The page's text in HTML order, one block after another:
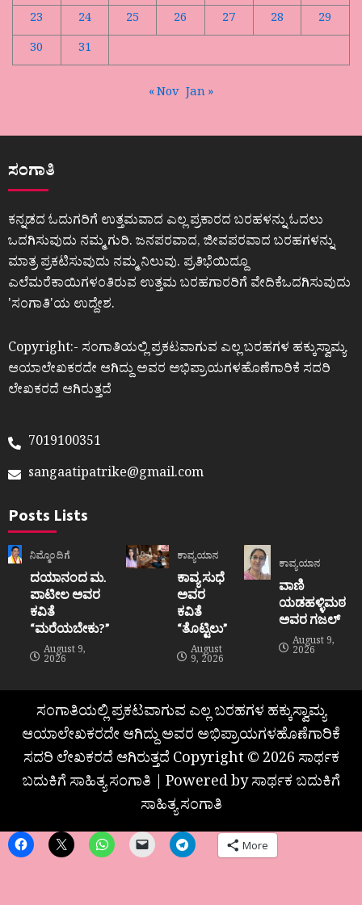
23
24 25 26 27 28
29
30
31
« Nov Jan »
ಸಂಗಾತಿ
ಕನ್ನಡದ ಓದುಗರಿಗೆ ಉತ್ತಮವಾದ ಎಲ್ಲ ಪ್ರಕಾರದ ಬರಹಳನ್ನು ಓದಲು
ಒದಗಿಸುವುದು ನಮ್ಮ ಗುರಿ. ಜನಪರವಾದ, ಜೀವಪರವಾದ ಬರಹಗಳನ್ನು
ಮಾತ್ರ ಪ್ರಕಟಿಸುವುದು ನಮ್ಮ ನಿಲುವು. ಪ್ರತಿಭೆಯಿದ್ದೂ
ಎಲೆಮರೆಕಾಯಿಗಳಂತಿರುವ ಉತ್ತಮ ಬರಹಗಾರರಿಗೆ ವೇದಿಕೆಒದಗಿಸುವುದು
ʼಸಂಗಾತಿʼಯ ಉದ್ದೇಶ.
Copyright:- ಸಂಗಾತಿಯಲ್ಲಿ ಪ್ರಕಟವಾಗುವ ಎಲ್ಲ ಬರಹಗಳ ಹಕ್ಕುಸ್ವಾಮ್ಯ
ಆಯಾಲೇಖಕರದೇ ಆಗಿದ್ದು ಅವರ ಅಭಿಪ್ರಾಯಗಳಹೊಣೆಗಾರಿಕೆ ಸದರಿ
ಲೇಖಕರದೆ ಆಗಿರುತ್ತದೆ
7019100351
sangaatipatrike@gmail.com
Posts Lists
ನಿಮ್ಮೊಂದಿಗೆ
ದಯಾನಂದ ಮ.
ಪಾಟೀಲ ಅವರ
ಕವಿತೆ
“ಮರೆಯಬೇಕು?”
August 9,
2026
ಕಾವ್ಯಯಾನ
ಕಾವ್ಯ ಸುಧೆ
ಅವರ
ಕವಿತೆ
“ತೊಟ್ಟಿಲು”
August
9, 2026
ಕಾವ್ಯಯಾನ
ವಾಣಿ
ಯಡಹಳ್ಳಿಮಠ
ಅವರ ಗಜಲ್
August 9,
2026
ಸಂಗಾತಿಯಲ್ಲಿ ಪ್ರಕಟವಾಗುವ ಎಲ್ಲ ಬರಹಗಳ ಹಕ್ಕುಸ್ವಾಮ್ಯ
ಆಯಾಲೇಖಕರದೇ ಆಗಿದ್ದು ಅವರ ಅಭಿಪ್ರಾಯಗಳಹೊಣೆಗಾರಿಕೆ
ಸದರಿ ಲೇಖಕರದೆ ಆಗಿರುತ್ತದೆ Copyright © 2026 ಸಾರ್ಥಕ
ಬದುಕಿಗೆ ಸಾಹಿತ್ಯ ಸಂಗಾತಿ | Powered by ಸಾರ್ಥಕ ಬದುಕಿಗೆ
ಸಾಹಿತ್ಯ ಸಂಗಾತಿ
More